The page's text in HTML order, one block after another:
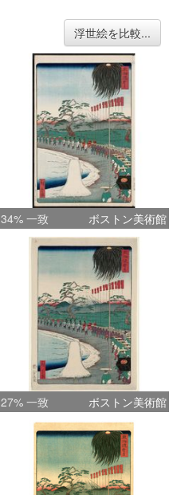
浮世絵を比較...
34% 一致 ボストン美術館
27% 一致 ボストン美術館